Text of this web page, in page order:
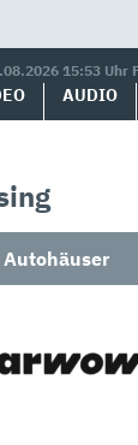
15:53 Uhr
AUDIO
Autohäuser